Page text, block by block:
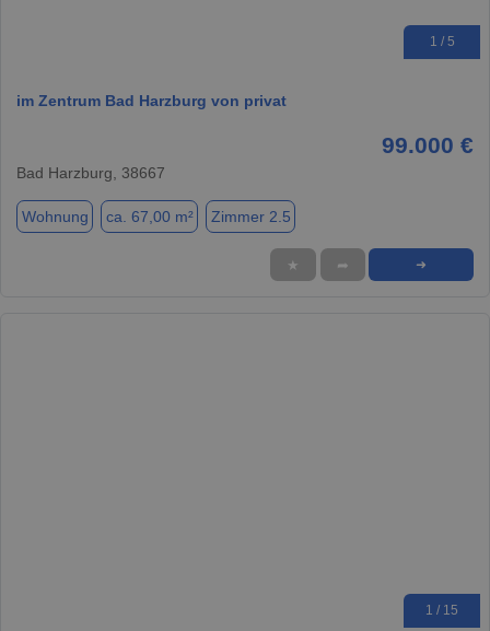
1 / 5
im Zentrum Bad Harzburg von privat
99.000 €
Bad Harzburg, 38667
Wohnung ca. 67,00 m² Zimmer 2.5
★ ➦ ➜
1 / 15